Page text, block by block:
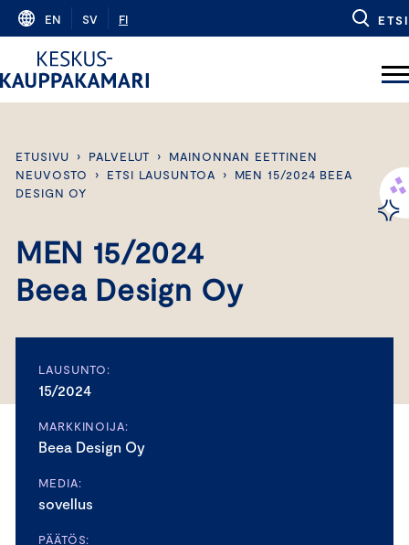
Skip
content
EN SV FI ETSI
ETUSIVU › PALVELUT ›
MAINONNAN EETTINEN
NEUVOSTO
› ETSI LAUSUNTOA ›
MEN 15/2024 BEEA
DESIGN OY
MEN 15/2024
Beea Design Oy
LAUSUNTO:
15/2024
MARKKINOIJA:
Beea Design Oy
MEDIA:
sovellus
PÄÄTÖS: